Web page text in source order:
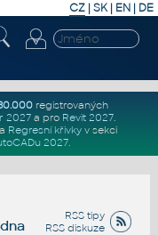
CZ | SK| EN | DE
registrovaných
2027a pro Revit 2027.
a Regresní křivkyv sekci
2027.
RSS tipy
RSS diskuze